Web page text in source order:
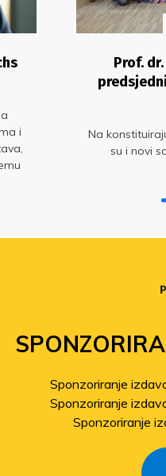
i
Prof.
Na
su i novi
Sponzoriranje
Sponzoriranje
Sponzoriranje